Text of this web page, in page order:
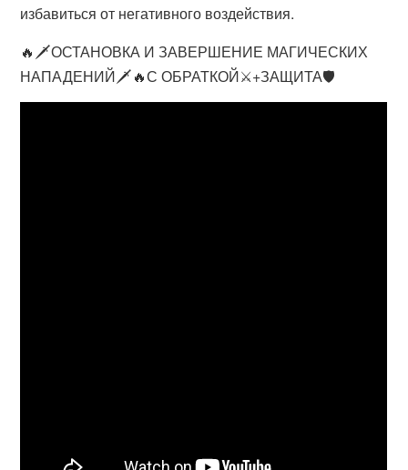
избавиться от негативного воздействия.
🔥🗡ОСТАНОВКА И ЗАВЕРШЕНИЕ МАГИЧЕСКИХ
НАПАДЕНИЙ🗡🔥С ОБРАТКОЙ⚔️+ЗАЩИТА🛡